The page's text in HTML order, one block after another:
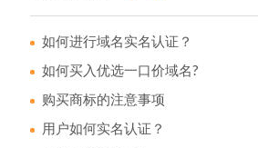
如何进行域名实名认证？
如何买入优选一口价域名?
购买商标的注意事项
用户如何实名认证？